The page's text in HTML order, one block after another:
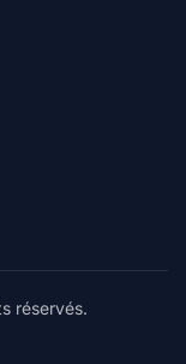
réservés.